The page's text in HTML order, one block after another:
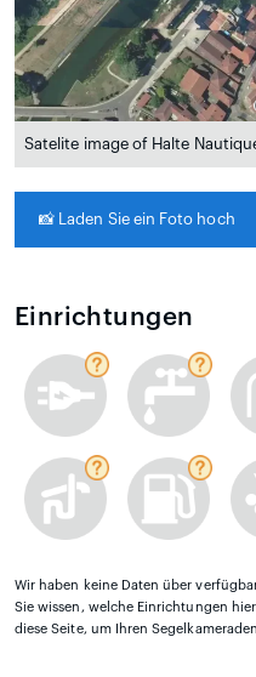
Satelite image of Halte
📸 Laden Sie ein Foto hoch
Einrichtungen
Wir haben keine Daten über
Sie wissen, welche Einrichtungen
diese Seite, um Ihren